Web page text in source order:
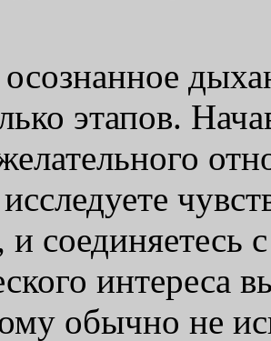
этапов.
исследуете
и
интереса
обычно не